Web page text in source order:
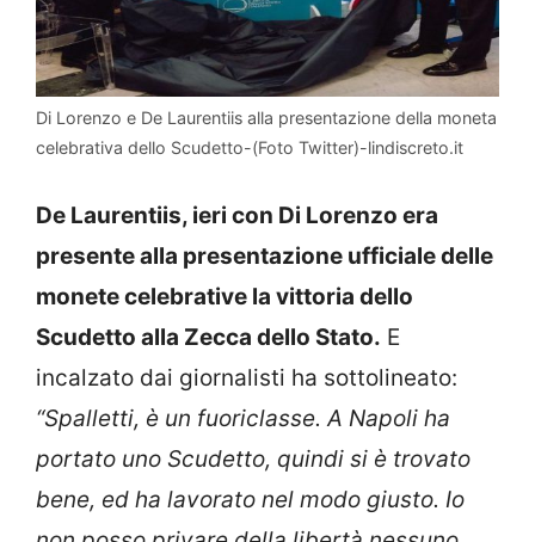
Di Lorenzo e De Laurentiis alla presentazione della moneta
celebrativa dello Scudetto-(Foto Twitter)-lindiscreto.it
De Laurentiis, ieri con Di Lorenzo era
presente alla presentazione ufficiale delle
monete celebrative la vittoria dello
Scudetto alla Zecca dello Stato. E
incalzato dai giornalisti ha sottolineato:
“Spalletti, è un fuoriclasse. A Napoli ha
portato uno Scudetto, quindi si è trovato
bene, ed ha lavorato nel modo giusto. Io